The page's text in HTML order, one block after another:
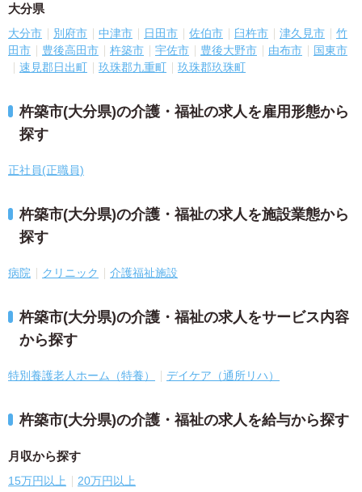
大分県
大分市 別府市 中津市 日田市 佐伯市 臼杵市 津久見市
竹
田市
豊後高田市 杵築市 宇佐市 豊後大野市 由布市
国東市
速見郡日出町
玖珠郡九重町 玖珠郡玖珠町
杵築市(大分県)の介護・福祉の求人を雇用形態から
探す
正社員(正職員)
杵築市(大分県)の介護・福祉の求人を施設業態から
探す
病院 クリニック 介護福祉施設
杵築市(大分県)の介護・福祉の求人をサービス内容
から探す
特別養護老人ホーム（特養） デイケア（通所リハ）
杵築市(大分県)の介護・福祉の求人を給与から探す
月収から探す
15万円以上 20万円以上